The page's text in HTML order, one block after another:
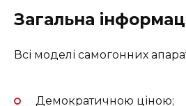
Загальна
Всі моделі самогонних
Демократичною ціною;